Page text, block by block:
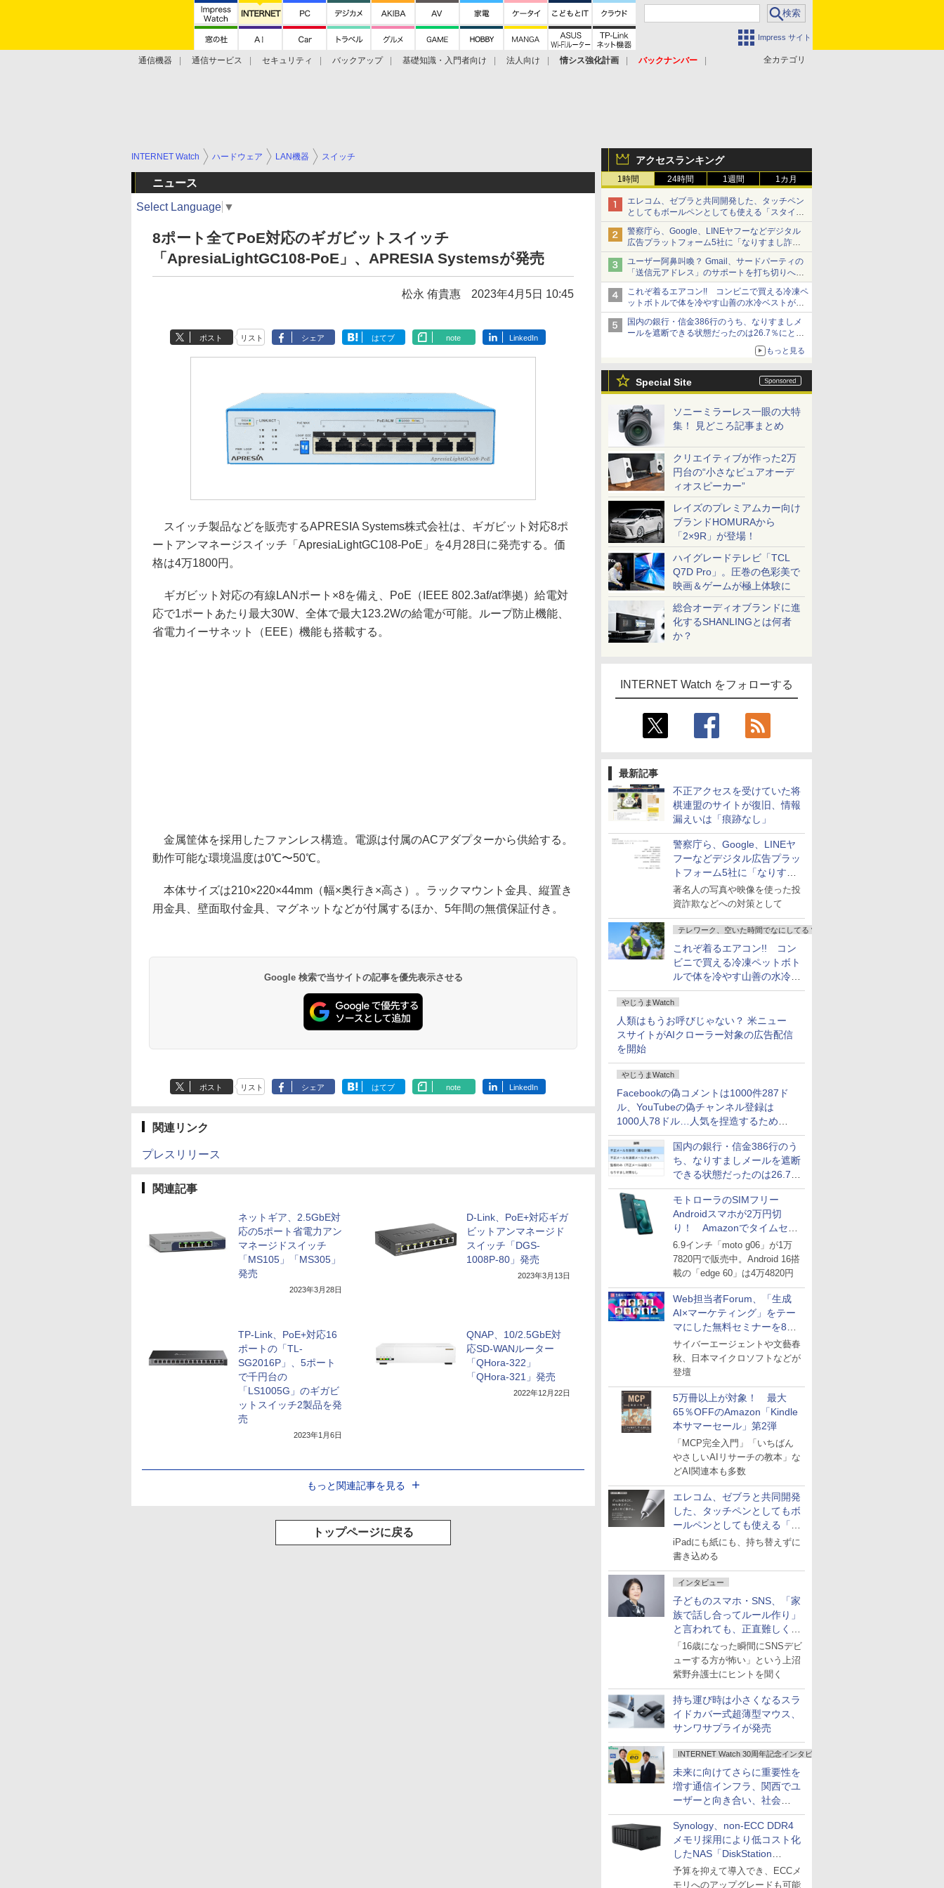
Impress サイト
全カテゴリ
通信機器 通信サービス セキュリティ バックアップ 基礎知識・入門者向け 法人向け 情シス強化計画
バックナンバー
アクセスランキング
1時間 24時間 1週間 1カ月
エレコム、ゼブラと共同開発した、タッチペン
としてもボールペンとしても使える「スタイラ
スツーウェイ」発売 iPadにも紙にも、持ち替
えずに書き込める
警察庁ら、Google、LINEヤフーなどデジタル
広告プラットフォーム5社に「なりすまし詐欺
広告」対策強化を要請 著名人の写真や映像を
使った投資詐欺などへの対策として
ユーザー阿鼻叫喚？ Gmail、サードパーティの
「送信元アドレス」のサポートを打ち切りへ
【やじうまWatch】
これぞ着るエアコン!! コンビニで買える冷凍ペ
ットボトルで体を冷やす山善の水冷ベストがロ
ードバイクにちょうどいい【ぼっち・ざ・ろー
ど！その14】【空いた時間でなにしてる？】
国内の銀行・信金386行のうち、なりすましメ
ールを遮断できる状態だったのは26.7％にとど
まる～GMOブランドセキュリティ調査
もっと見る
Special Site
ソニーミラーレス一眼の大特
集！ 見どころ記事まとめ
クリエイティブが作った2万
円台の“小さなピュアオーデ
ィオスピーカー”
レイズのプレミアムカー向け
ブランドHOMURAから
「2×9R」が登場！
ハイグレードテレビ「TCL
Q7D Pro」。圧巻の色彩美で
映画＆ゲームが極上体験に
総合オーディオブランドに進
化するSHANLINGとは何者
か？
INTERNET Watch をフォローする
最新記事
不正アクセスを受けていた将
棋連盟のサイトが復旧、情報
漏えいは「痕跡なし」
警察庁ら、Google、LINEヤ
フーなどデジタル広告プラッ
トフォーム5社に「なりすま
し詐欺広告」対策強化を要請
著名人の写真や映像を使った投
資詐欺などへの対策として
テレワーク、空いた時間でなにしてる？
これぞ着るエアコン!! コン
ビニで買える冷凍ペットボト
ルで体を冷やす山善の水冷ベ
ストがロードバイクにちょう
どいい【ぼっち・ざ・ろー
ど！その14】
やじうまWatch
人類はもうお呼びじゃない？ 米ニュー
スサイトがAIクローラー対象の広告配信
を開始
やじうまWatch
Facebookの偽コメントは1000件287ド
ル、YouTubeの偽チャンネル登録は
1000人78ドル…人気を捏造するための
価格リストが公開中
国内の銀行・信金386行のう
ち、なりすましメールを遮断
できる状態だったのは26.7％
にとどまる～GMOブランド
セキュリティ調査
モトローラのSIMフリー
Androidスマホが2万円切
り！ Amazonでタイムセー
ル
6.9インチ「moto g06」が1万
7820円で販売中。Android 16搭
載の「edge 60」は4万4820円
Web担当者Forum、「生成
AI×マーケティング」をテー
マにした無料セミナーを8月
27日にオンライン開催
サイバーエージェントや文藝春
秋、日本マイクロソフトなどが
登壇
5万冊以上が対象！ 最大
65％OFFのAmazon「Kindle
本サマーセール」第2弾
「MCP完全入門」「いちばん
やさしいAIリサーチの教本」な
どAI関連本も多数
エレコム、ゼブラと共同開発
した、タッチペンとしてもボ
ールペンとしても使える「ス
タイラスツーウェイ」発売
iPadにも紙にも、持ち替えずに
書き込める
インタビュー
子どものスマホ・SNS、「家
族で話し合ってルール作り」
と言われても、正直難しくな
いですか？
「16歳になった瞬間にSNSデビ
ューする方が怖い」という上沼
紫野弁護士にヒントを聞く
持ち運び時は小さくなるスラ
イドカバー式超薄型マウス、
サンワサプライが発売
INTERNET Watch 30周年記念インタビュー
未来に向けてさらに重要性を
増す通信インフラ、関西でユ
ーザーと向き合い、社会
の“あたらしい”を起動し続け
る～オプテージ
Synology、non-ECC DDR4
メモリ採用により低コスト化
したNAS「DiskStation
neo+」シリーズ
予算を抑えて導入でき、ECCメ
モリへのアップグレードも可能
INTERNET Watch ハードウェア LAN機器 スイッチ
ニュース
Select Language ▼
8ポート全てPoE対応のギガビットスイッチ
「ApresiaLightGC108-PoE」、APRESIA Systemsが発売
松永 侑貴惠 2023年4月5日 10:45
ポスト リスト シェア はてブ note LinkedIn
スイッチ製品などを販売するAPRESIA Systems株式会社は、ギガビット対応8ポ
ートアンマネージスイッチ「ApresiaLightGC108-PoE」を4月28日に発売する。価
格は4万1800円。
ギガビット対応の有線LANポート×8を備え、PoE（IEEE 802.3af/at準拠）給電対
応で1ポートあたり最大30W、全体で最大123.2Wの給電が可能。ループ防止機能、
省電力イーサネット（EEE）機能も搭載する。
金属筐体を採用したファンレス構造。電源は付属のACアダプターから供給する。
動作可能な環境温度は0℃〜50℃。
本体サイズは210×220×44mm（幅×奥行き×高さ）。ラックマウント金具、縦置き
用金具、壁面取付金具、マグネットなどが付属するほか、5年間の無償保証付き。
Google 検索で当サイトの記事を優先表示させる
ポスト リスト シェア はてブ note LinkedIn
関連リンク
プレスリリース
関連記事
ネットギア、2.5GbE対
応の5ポート省電力アン
マネージドスイッチ
「MS105」「MS305」
発売
2023年3月28日
D-Link、PoE+対応ギガ
ビットアンマネージド
スイッチ「DGS-
1008P-80」発売
2023年3月13日
TP-Link、PoE+対応16
ポートの「TL-
SG2016P」、5ポート
で千円台の
「LS1005G」のギガビ
ットスイッチ2製品を発
売
2023年1月6日
QNAP、10/2.5GbE対
応SD-WANルーター
「QHora-322」
「QHora-321」発売
2022年12月22日
もっと関連記事を見る
トップページに戻る